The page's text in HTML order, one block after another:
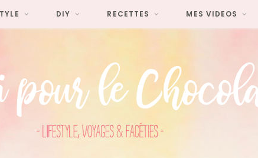
DIY RECETTES MES VIDEOS